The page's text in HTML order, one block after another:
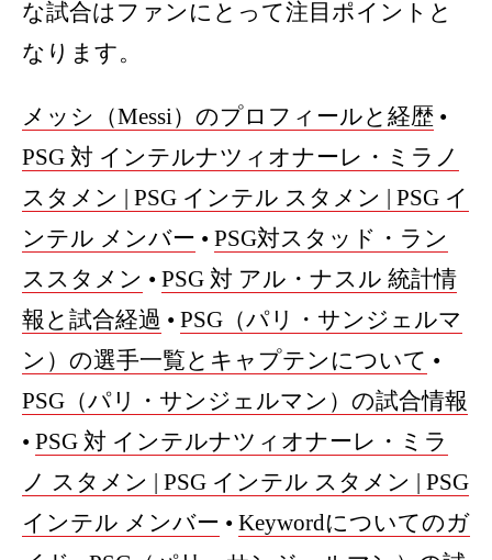
な試合はファンにとって注目ポイントと
なります。
メッシ（Messi）のプロフィールと経歴 •
PSG 対 インテルナツィオナーレ・ミラノ
スタメン | PSG インテル スタメン | PSG イ
ンテル メンバー • PSG対スタッド・ラン
ススタメン • PSG 対 アル・ナスル 統計情
報と試合経過 • PSG（パリ・サンジェルマ
ン）の選手一覧とキャプテンについて •
PSG（パリ・サンジェルマン）の試合情報
• PSG 対 インテルナツィオナーレ・ミラ
ノ スタメン | PSG インテル スタメン | PSG
インテル メンバー • Keywordについてのガ